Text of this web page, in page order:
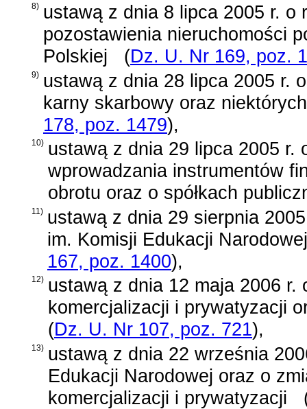
8) ustawą z dnia 8 lipca 2005 r. o
pozostawienia nieruchomości
Polskiej
(Dz. U. Nr 169, poz.
9) ustawą z dnia 28 lipca 2005 r.
karny skarbowy oraz
178, poz. 1479),
10) ustawą z dnia 29 lipca 2005 r.
wprowadzania instrumentów
obrotu oraz o spółkach
11) ustawą z dnia 29 sierpnia
im. Komisji Edukacji Narodowej
167, poz. 1400),
12) ustawą z dnia 12 maja 2006 r.
komercjalizacji i prywatyzacji
(Dz. U. Nr 107, poz. 721),
13) ustawą z dnia 22 września
Edukacji Narodowej oraz o
komercjalizacji i prywatyzacji